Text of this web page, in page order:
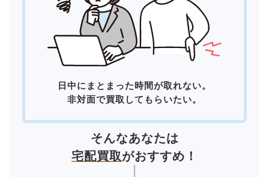
日中にまとまった時間が取れない。
非対面で買取してもらいたい。
そんなあなたは
宅配買取がおすすめ！